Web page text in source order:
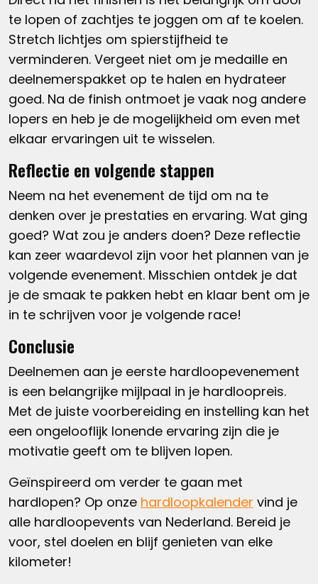
te lopen of zachtjes te joggen om af te koelen.
Stretch lichtjes om spierstijfheid te
verminderen. Vergeet niet om je medaille en
deelnemerspakket op te halen en hydrateer
goed. Na de finish ontmoet je vaak nog andere
lopers en heb je de mogelijkheid om even met
elkaar ervaringen uit te wisselen.
Reflectie en volgende stappen
Neem na het evenement de tijd om na te
denken over je prestaties en ervaring. Wat ging
goed? Wat zou je anders doen? Deze reflectie
kan zeer waardevol zijn voor het plannen van je
volgende evenement. Misschien ontdek je dat
je de smaak te pakken hebt en klaar bent om je
in te schrijven voor je volgende race!
Conclusie
Deelnemen aan je eerste hardloopevenement
is een belangrijke mijlpaal in je hardloopreis.
Met de juiste voorbereiding en instelling kan het
een ongelooflijk lonende ervaring zijn die je
motivatie geeft om te blijven lopen.
Geïnspireerd om verder te gaan met
hardlopen? Op onze hardloopkalender vind je
alle hardloopevents van Nederland. Bereid je
voor, stel doelen en blijf genieten van elke
kilometer!